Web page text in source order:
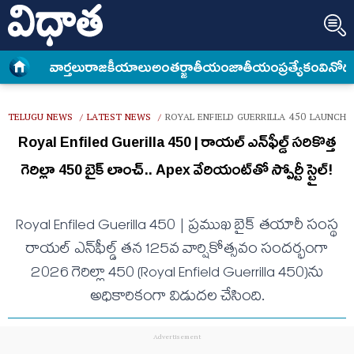
వార్త‌లురాజకీయాలుఅంత‌ర్జాతీయంజాతీయంప్రత్యేకం
TELUGU NEWS / LATEST NEWS / ROYAL ENFIELD GUERRILLA 450
Royal Enfiled Guerilla 450 | రాయల్ ఎన్‌ఫీల్డ్ సరికొత్త
గెరిల్లా 450 బైక్‌ లాంచ్.. Apex వేరియంట్‌తో స్పోర్టీ స్టైల్!
Royal Enfiled Guerilla 450 | ప్రముఖ బైక్ తయారీ సంస్థ
రాయల్ ఎన్‌ఫీల్డ్ తన 125వ వార్షికోత్సవం సందర్భంగా
2026 గెరిల్లా 450 (Royal Enfield Guerrilla 450)ను
అధికారికంగా విడుదల చేసింది.